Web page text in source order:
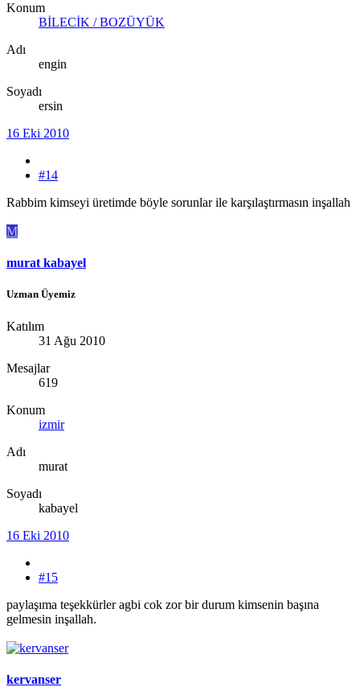
Konum
BİLECİK / BOZÜYÜK
Adı
engin
Soyadı
ersin
16 Eki 2010
#14
Rabbim kimseyi üretimde böyle sorunlar ile karşılaştırmasın inşallah
M
murat kabayel
Uzman Üyemiz
Katılım
31 Ağu 2010
Mesajlar
619
Konum
izmir
Adı
murat
Soyadı
kabayel
16 Eki 2010
#15
paylaşıma teşekkürler agbi cok zor bir durum kimsenin başına
gelmesin inşallah.
kervanser